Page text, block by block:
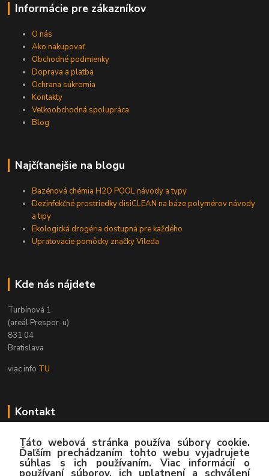
Informácie pre zákazníkov
O nás
Ako nakupovať
Obchodné podmienky
Doprava a platba
Ochrana súkromia
Kontakty
Veľkoobchodná spolupráca
Blog
Najčítanejšie na blogu
Bazénová chémia H2O POOL návody a typy
Dezinfekčné prostriedky disiCLEAN na báze polymérov návody
a tipy
Ekologická drogéria dostupná pre každého
Upratovacie pomôcky značky Vileda
Kde nás nájdete
Turbínová 1
(areál Prespor-u)
831 04
Bratislava
viac info TU
Kontakt
Zákaznícka podpora
02/4445 8762
(Po-Pia, 8:00-15:30 hod.)
Táto webová stránka používa súbory cookie.
Ďaľším prechádzaním tohto webu vyjadrujete
súhlas s ich používaním. Viac informácií o